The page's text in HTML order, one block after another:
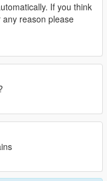
If you think
reason please